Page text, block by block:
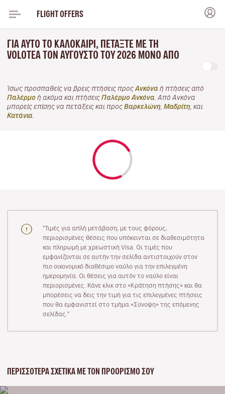
FLIGHT OFFERS
ΓΙΑ ΑΥΤΌ ΤΟ ΚΑΛΟΚΑΊΡΙ, ΠΕΤΆΞΤΕ ΜΕ ΤΗ
VOLOTEA ΤΟΝ ΑΎΓΟΥΣΤΟ ΤΟΥ 2026 ΜΌΝΟ ΑΠΌ
Ίσως προσπαθείς να βρεις πτήσεις προς Ανκόνα ή πτήσεις από
Παλέρμο ή ακόμα και πτήσεις Παλέρμο Ανκόνα . Από Ανκόνα
μπορείς επίσης να πετάξεις και προς Βαρκελώνη Μαδρίτη , και
Κατάνια
"Τιμές για απλή μετάβαση, με τους φόρους,
περιορισμένες θέσεις που υπόκεινται σε διαθεσιμότητα
και πληρωμή με χρεωστική Visa. Οι τιμές που
εμφανίζονται σε αυτήν την σελίδα αντιστοιχούν στον
πιο οικονομικό διαθέσιμο ναύλο για την επιλεγμένη
ημερομηνία. Οι θέσεις για αυτόν το ναύλο είναι
περιορισμένες. Κάνε κλικ στο «Κράτηση πτήσης» και θα
μπορέσεις να δεις την τιμή για τις επιλεγμένες πτήσεις
που θα εμφανιστεί στο τμήμα «Σύνοψη» της επόμενης
σελίδας."
ΠΕΡΙΣΣΌΤΕΡΑ ΣΧΕΤΙΚΆ ΜΕ ΤΟΝ ΠΡΟΟΡΙΣΜΌ ΣΟΥ